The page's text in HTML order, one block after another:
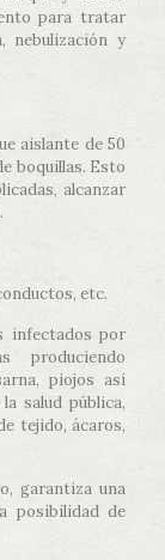
para tratar
nebulización y
aislante de 50
boquillas. Esto
alcanzar
etc.
infectados por
produciendo
piojos así
salud pública,
tejido, ácaros,
garantiza una
posibilidad de